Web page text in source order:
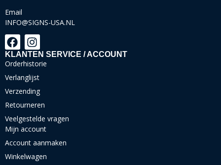
Email
INFO@SIGNS-USA.NL
KLANTEN SERVICE / ACCOUNT
Orderhistorie
Verlanglijst
Verzending
Retourneren
Veelgestelde vragen
Mijn account
Account aanmaken
Winkelwagen